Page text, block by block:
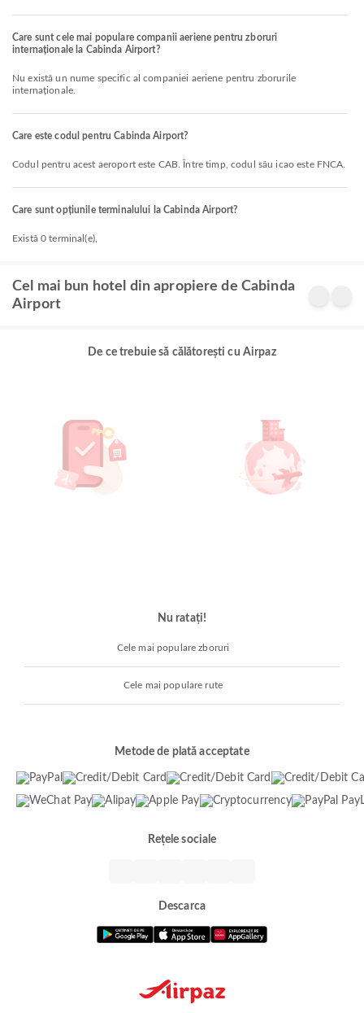
Care sunt cele mai populare companii aeriene pentru zboruri
internaționale la Cabinda Airport?
Nu există un nume specific al companiei aeriene pentru zborurile
internaționale.
Care este codul pentru Cabinda Airport?
Codul pentru acest aeroport este CAB. Între timp, codul său icao este FNCA.
Care sunt opțiunile terminalului la Cabinda Airport?
Există 0 terminal(e),
Cel mai bun hotel din apropiere de Cabinda
Airport
De ce trebuie să călătorești cu Airpaz
Nu ratați!
Cele mai populare zboruri
Cele mai populare rute
Metode de plată acceptate
Rețele sociale
Descarca